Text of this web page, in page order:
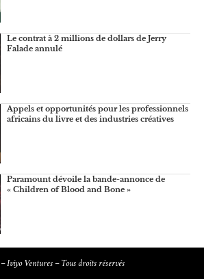
Le contrat à 2 millions de dollars de Jerry
Falade annulé
Appels et opportunités pour les professionnels
africains du livre et des industries créatives
Paramount dévoile la bande-annonce de
« Children of Blood and Bone »
Iviyo Ventures – Tous droits réservés